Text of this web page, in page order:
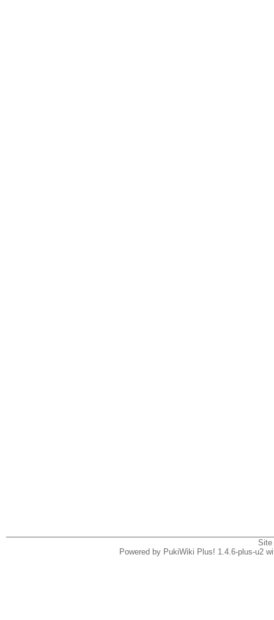
Powered by PukiWiki Plus! 1.4.6-plus-u2